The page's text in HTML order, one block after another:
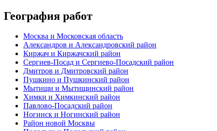
География работ
Москва и Московская область
Александров и Александровский район
Киржач и Киржачский район
Сергиев-Посад и Сергиево-Посадский район
Дмитров и Дмитровский район
Пушкино и Пушкинский район
Мытищи и Мытищинский район
Химки и Химкинский район
Павлово-Посадский район
Ногинск и Ногинский район
Район новой Москвы